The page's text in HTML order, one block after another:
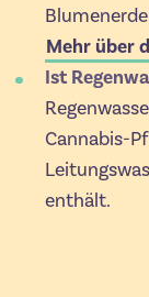
Mehr über
Ist
Cannabis-
enthält.